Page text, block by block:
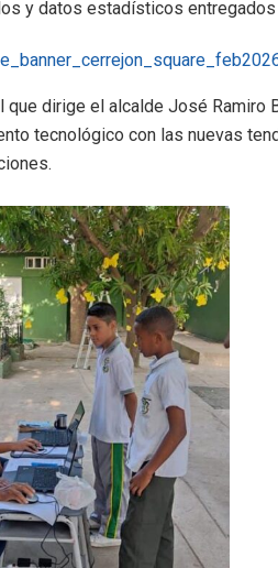
y datos estadísticos
dirige el alcalde José Ramiro
tecnológico con las nuevas